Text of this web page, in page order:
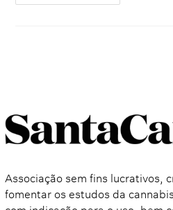
Associação sem fins lucrativos,
fomentar os estudos da